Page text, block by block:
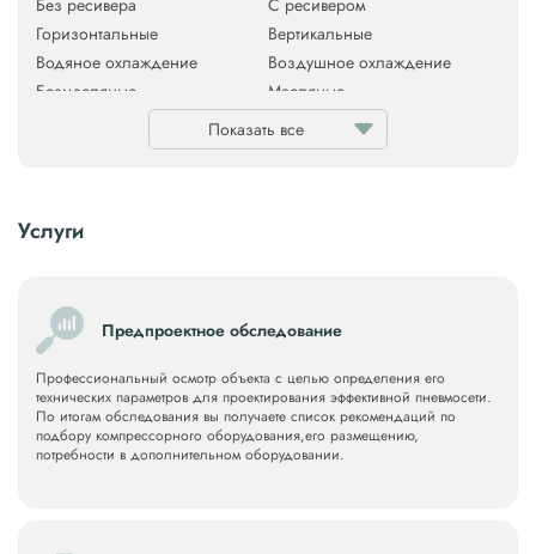
Без ресивера
С ресивером
Горизонтальные
Вертикальные
Водяное охлаждение
Воздушное охлаждение
Безмасляные
Масляные
Стационарные
Показать все
Услуги
Предпроектное обследование
Профессиональный осмотр объекта с целью определения его
технических параметров для проектирования эффективной пневмосети.
По итогам обследования вы получаете список рекомендаций по
подбору компрессорного оборудования,его размещению,
потребности в дополнительном оборудовании.